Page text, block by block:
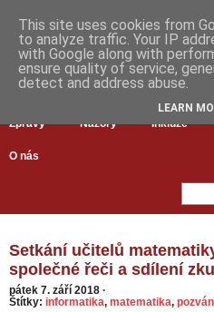
Zprávy Názory Inkluze
O nás
Setkání učitelů
společné řeči a sdílení
pátek 7. září 2018 ·
Štítky: informatika, matematika,
This site uses cookies from
to analyze traffic. Your IP
with Google along with
ensure quality of service,
detect and address abuse.
LEARN